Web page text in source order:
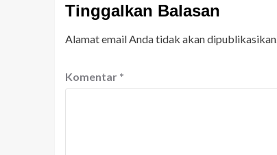
Tinggalkan Balasan
Alamat email Anda tidak akan dipublikasikan.
Komentar *